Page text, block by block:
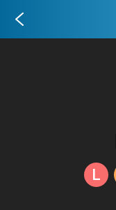
L